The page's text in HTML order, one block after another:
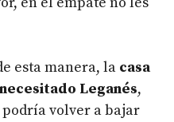
esta manera, la casa
Leganés,
podría volver a bajar